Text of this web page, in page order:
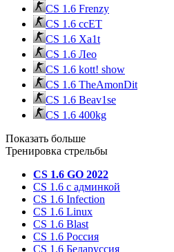
CS 1.6 Frenzy
CS 1.6 ccET
CS 1.6 Xa1t
CS 1.6 Лео
CS 1.6 kott! show
CS 1.6 TheAmonDit
CS 1.6 Beav1se
CS 1.6 400kg
Показать больше
Тренировка стрельбы
CS 1.6 GO 2022
CS 1.6 с админкой
CS 1.6 Infection
CS 1.6 Linux
CS 1.6 Blast
CS 1.6 Россия
CS 1.6 Беларуссия